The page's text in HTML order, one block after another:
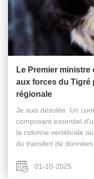
Le Premier
aux forces du Tigré
régionale
Je suis désolée. Un
composant essentiel
la colonne vertébrale
du transfert de
agissant ...01-10-2025